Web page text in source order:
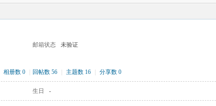
邮箱状态
未验证
相册数 0 回帖数 56 主题数 16 分享数 0
生日 -